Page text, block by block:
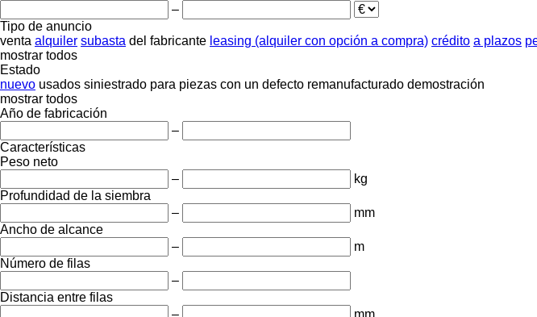
–
Tipo de anuncio
venta alquiler subasta del fabricante leasing (alquiler con opción a compra) crédito a plazos
mostrar todos
Estado
nuevo usados siniestrado para piezas con un defecto remanufacturado demostración
mostrar todos
Año de fabricación
–
Características
Peso neto
–
kg
Profundidad de la siembra
–
mm
Ancho de alcance
–
m
Número de filas
–
Distancia entre filas
–
mm